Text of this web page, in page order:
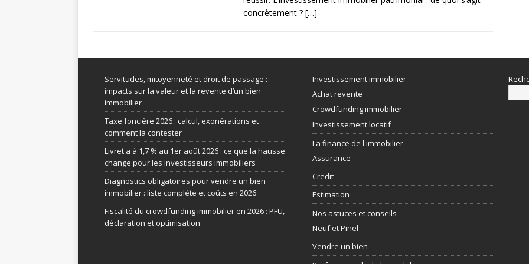
concrètement ? […]
Servitudes, mitoyenneté et droit de passage :
impacts sur la valeur et la revente d’un bien
immobilier
Taxe foncière 2026 : calcul, exonérations et
comment la contester
Livret a à 1,7 % au 1er août 2026 : ce que la hausse
change pour les investisseurs immobiliers
Diagnostics obligatoires pour vendre un bien
immobilier : liste complète et coûts en 2026
Fiscalité du crowdfunding immobilier en 2026 : PFU,
déclaration et optimisation
Investissement immobilier
Achat revente
Crowdfunding immobilier
Investissement locatif
La finance de l'immobilier
Assurance
Credit
Estimation
Nos astuces et conseils
Neuf et Pinel
Vendre un bien